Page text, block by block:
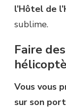
l’Hôtel de
sublime.
Faire
Vous vous
sur son port